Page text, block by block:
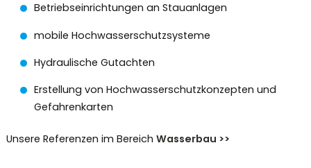
Betriebseinrichtungen an Stauanlagen
mobile Hochwasserschutzsysteme
Hydraulische Gutachten
Erstellung von Hochwasserschutzkonzepten und
Gefahrenkarten
Unsere Referenzen im Bereich Wasserbau >>